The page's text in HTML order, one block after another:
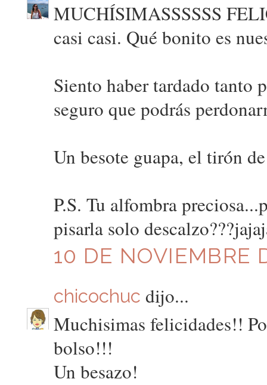
MUCHÍSIMASSSSSS
casi casi. Qué bonito es
Siento haber tardado tanto
seguro que podrás
Un besote guapa, el tirón
P.S. Tu alfombra
pisarla solo
10 DE NOVIEMBRE
chicochuc dijo...
Muchisimas felicidades!!
bolso!!!
Un besazo!